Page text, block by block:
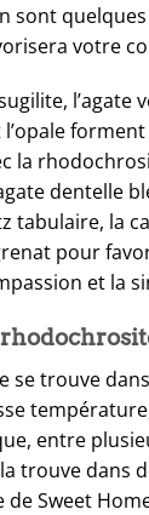
sont
votre
l’agate
forment
la
dentelle
tabulaire, la
pour
et la
se trouve
entre
trouve dans
de Sweet